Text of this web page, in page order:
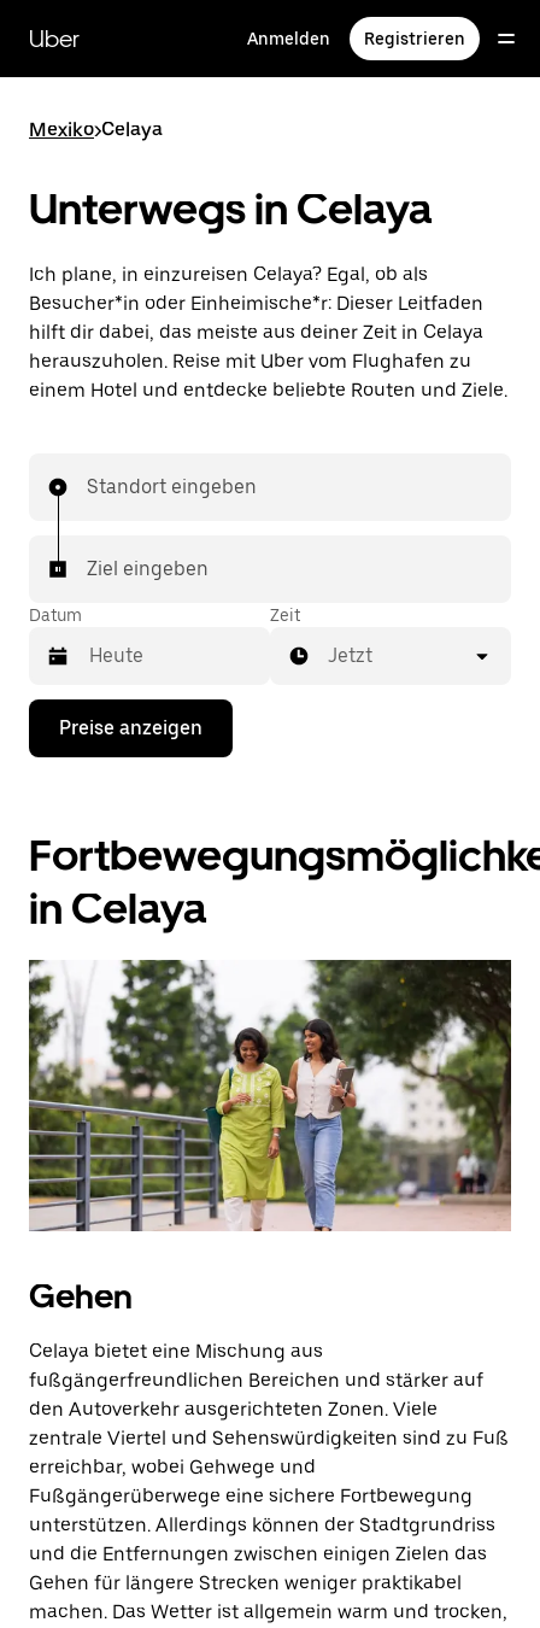
zum
Hauptinhalt
Uber Anmelden Registrieren
Mexiko>Celaya
Unterwegs in Celaya
Ich plane, in einzureisen Celaya? Egal, ob als
Besucher*in oder Einheimische*r: Dieser Leitfaden
hilft dir dabei, das meiste aus deiner Zeit in Celaya
herauszuholen. Reise mit Uber vom Flughafen zu
einem Hotel und entdecke beliebte Routen und Ziele.
Standort eingeben
Ziel eingeben
Datum
Drücke
Nach-
mit
dem
Kalender
zu
ein
Datum
auszuwählen.
Drücke
die
Escape-
Taste,
um
den
Kalender
zu
schließen.
Zeit
Jetzt
Preise anzeigen
in Celaya
Gehen
Celaya bietet eine Mischung aus
fußgängerfreundlichen Bereichen und stärker auf
den Autoverkehr ausgerichteten Zonen. Viele
zentrale Viertel und Sehenswürdigkeiten sind zu Fuß
erreichbar, wobei Gehwege und
Fußgängerüberwege eine sichere Fortbewegung
unterstützen. Allerdings können der Stadtgrundriss
und die Entfernungen zwischen einigen Zielen das
Gehen für längere Strecken weniger praktikabel
machen. Das Wetter ist allgemein warm und trocken,